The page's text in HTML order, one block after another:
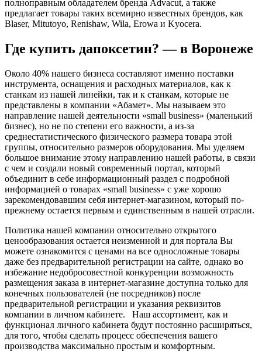
полноправным обладателем бренда Advacut, а также
предлагает товары таких всемирно известных брендов, как
Blaser, Mitutoyo, Renishaw, Wila, Erowa и Kyocera.
Где купить дапоксетин? — в Воронеже
Около 40% нашего бизнеса составляют именно поставки
инструмента, оснащения и расходных материалов, как к
станкам из нашей линейки, так и к станкам, которые не
представлены в компании «Абамет». Мы называем это
направление нашей деятельности «small business» (маленький
бизнес), но не по степени его важности, а из-за
среднестатистического физического размера товара этой
группы, относительно размеров оборудования. Мы уделяем
большое внимание этому направлению нашей работы, в связи
с чем и создали новый современный портал, который
объединит в себе информационный раздел с подробной
информацией о товарах «small business» с уже хорошо
зарекомендовавшим себя интернет-магазином, который по-
прежнему остается первым и единственным в нашей отрасли.
Политика нашей компании относительно открытого
ценообразования остается неизменной и для портала Вы
можете ознакомится с ценами на все односложные товары
даже без предварительной регистрации на сайте, однако во
избежание недобросовестной конкуренции возможность
размещения заказа в интернет-магазине доступна только для
конечных пользователей (не посредников) после
предварительной регистрации и указания реквизитов
компании в личном кабинете. Наш ассортимент, как и
функционал личного кабинета будут постоянно расширяться,
для того, чтобы сделать процесс обеспечения вашего
производства максимально простым и комфортным.